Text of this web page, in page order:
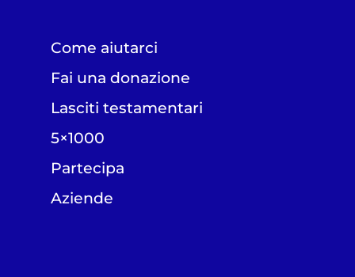
Come aiutarci
Fai una donazione
Lasciti testamentari
5×1000
Partecipa
Aziende